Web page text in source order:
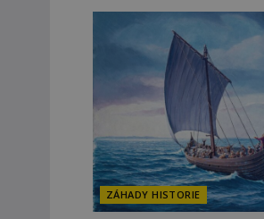
ZÁHADY HISTORIE